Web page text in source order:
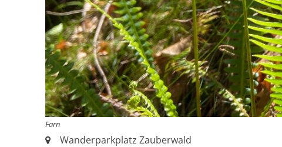
Farn
Ort:Wanderparkplatz Zauberwald